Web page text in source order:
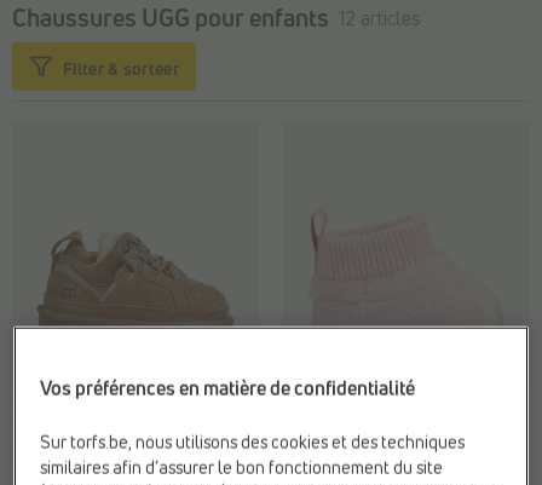
Chaussures UGG pour enfants 12 articles
Filter & sorteer
BASKETS BASSES
Confort:Doublure chaude
PANTOUFLES POUR BÉBÉ
Confort: Doublure chaude
Vos préférences en matière de confidentialité
Sur torfs.be, nous utilisons des cookies et des techniques
similaires afin d’assurer le bon fonctionnement du site